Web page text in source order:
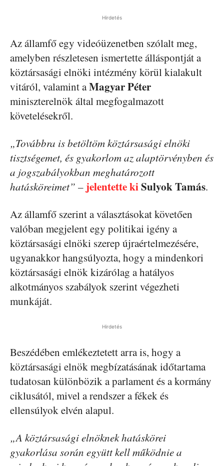
Hirdetés
Az államfő egy videóüzenetben szólalt meg,
amelyben részletesen ismertette álláspontját a
köztársasági elnöki intézmény körül kialakult
vitáról, valamint aMagyar Péter
miniszterelnök által megfogalmazott
követelésekről.
„Továbbra is betöltöm köztársasági elnöki
tisztségemet, és gyakorlom az alaptörvényben és
a jogszabályokban meghatározott
hatásköreimet” – jelentette kiSulyok Tamás.
Az államfő szerint a választásokat követően
valóban megjelent egy politikai igény a
köztársasági elnöki szerep újraértelmezésére,
ugyanakkor hangsúlyozta, hogy a mindenkori
köztársasági elnök kizárólag a hatályos
alkotmányos szabályok szerint végezheti
munkáját.
Hirdetés
Beszédében emlékeztetett arra is, hogy a
köztársasági elnök megbízatásának időtartama
tudatosan különbözik a parlament és a kormány
ciklusától, mivel a rendszer a fékek és
ellensúlyok elvén alapul.
„A köztársasági elnöknek hatáskörei
gyakorlása során együtt kell működnie a